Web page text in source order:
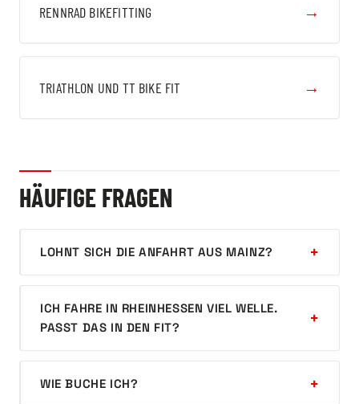
RENNRAD BIKEFITTING →
TRIATHLON UND TT BIKE FIT →
HÄUFIGE FRAGEN
LOHNT SICH DIE ANFAHRT AUS MAINZ?
ICH FAHRE IN RHEINHESSEN VIEL WELLE.
PASST DAS IN DEN FIT?
WIE BUCHE ICH?